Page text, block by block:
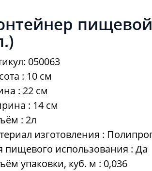
050063
: 10 см
: 22 см
: 14 см
: 2л
изготовления :
пищевого использования : Да
упаковки, куб. м : 0,036